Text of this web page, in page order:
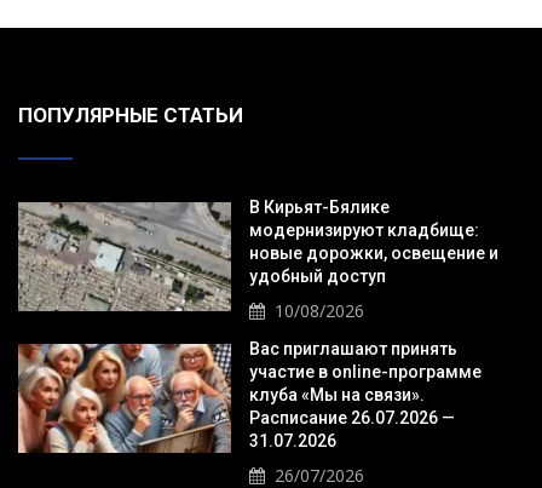
ПОПУЛЯРНЫЕ СТАТЬИ
В Кирьят-Бялике
модернизируют кладбище:
новые дорожки, освещение и
удобный доступ
10/08/2026
Вас приглашают принять
участие в online-программе
клуба «Мы на связи».
Расписание 26.07.2026 —
31.07.2026
26/07/2026